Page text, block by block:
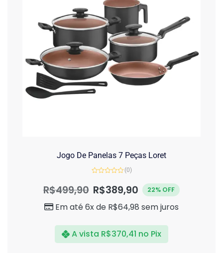
Jogo De Panelas 7 Peças Loret
de
(0)
R$499,90 R$389,90 22% OFF
Em até 6x de R$64,98 sem juros
A vista R$370,41 no Pix